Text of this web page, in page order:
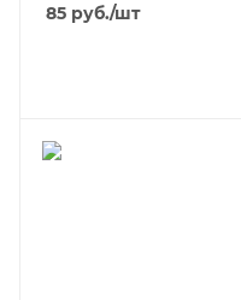
85 руб./шт